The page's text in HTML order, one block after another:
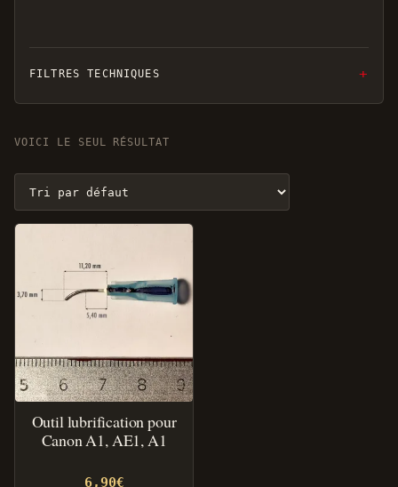
FILTRES TECHNIQUES
VOICI LE SEUL RÉSULTAT
Outil lubrification pour
Canon A1, AE1, A1
6,90€